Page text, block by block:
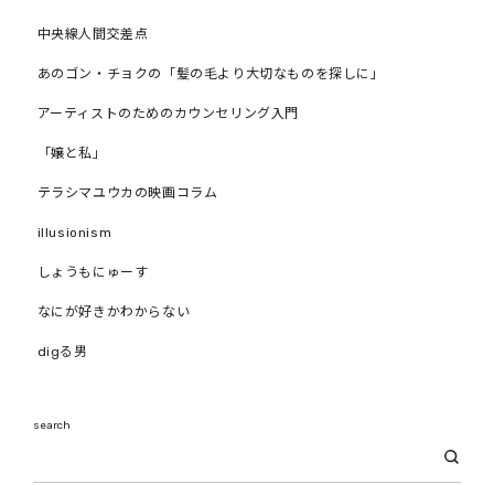
中央線人間交差点
あのゴン・チョクの「髪の毛より大切なものを探しに」
アーティストのためのカウンセリング入門
「嬢と私」
テラシマユウカの映画コラム
illusionism
しょうもにゅーす
なにが好きかわからない
digる男
search